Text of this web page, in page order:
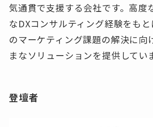
気通貫で支援する会社です。高度
なDXコンサルティング経験をも
のマーケティング課題の解決に向
まなソリューションを提供してい
登壇者